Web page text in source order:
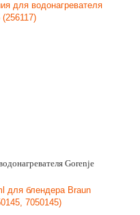
Gorenje